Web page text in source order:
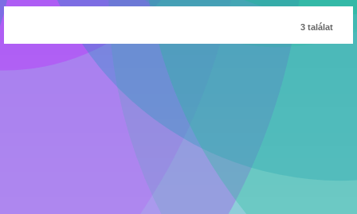
3 találat